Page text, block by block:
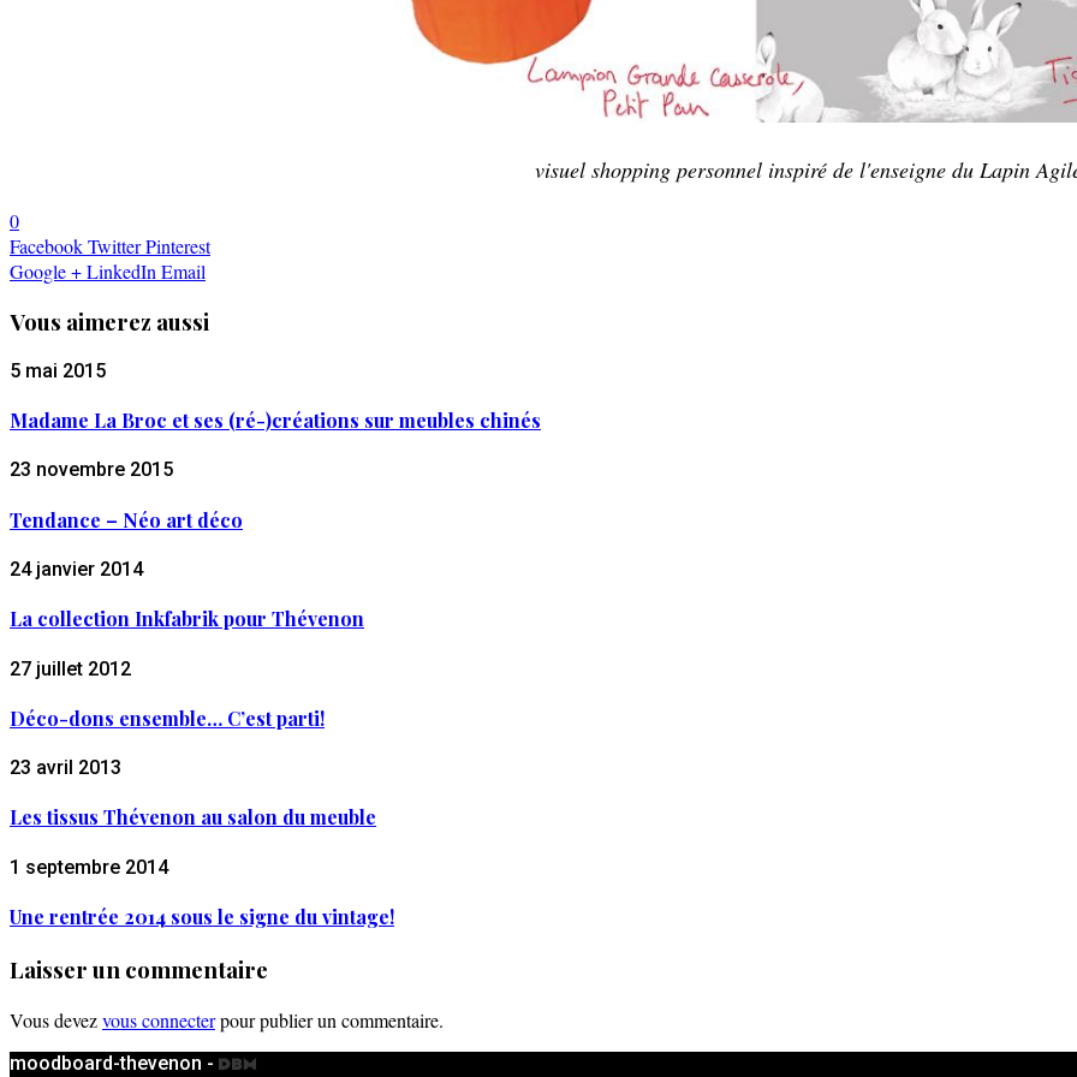
visuel shopping personnel inspiré de l'enseigne du Lapin
0
FacebookTwitterPinterest
Google +LinkedInEmail
Vous aimerez aussi
5 mai 2015
Madame La Broc et ses (ré-)créations sur meubles chinés
23 novembre 2015
Tendance – Néo art déco
24 janvier 2014
La collection Inkfabrik pour Thévenon
27 juillet 2012
Déco-dons ensemble… C’est parti!
23 avril 2013
Les tissus Thévenon au salon du meuble
1 septembre 2014
Une rentrée 2014 sous le signe du vintage!
Laisser un commentaire
Vous devezvous connecterpour publier un commentaire.
moodboard-thevenon -